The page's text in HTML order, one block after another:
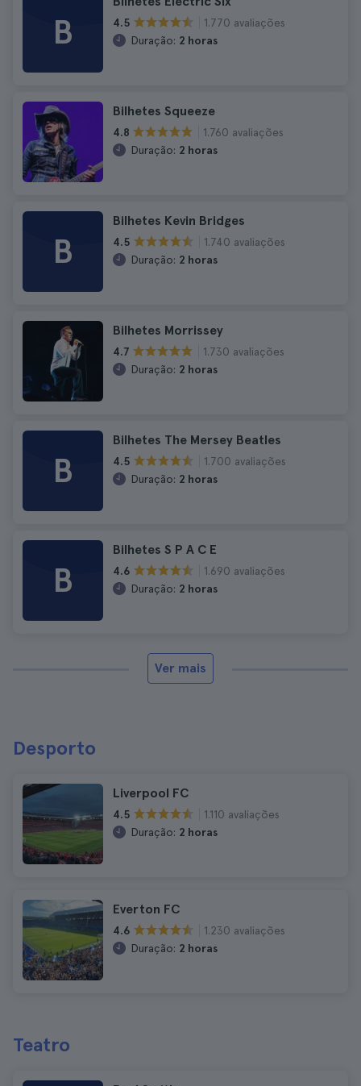
B 4.5
1.770 avaliações
Duração: 2 horas
Bilhetes Squeeze
4.8
1.760 avaliações
Duração: 2 horas
B
Bilhetes Kevin Bridges
4.5
1.740 avaliações
Duração: 2 horas
Bilhetes Morrissey
4.7
1.730 avaliações
Duração: 2 horas
B
Bilhetes The Mersey Beatles
4.5
1.700 avaliações
Duração: 2 horas
B
Bilhetes S P A C E
4.6
1.690 avaliações
Duração: 2 horas
Ver mais
Desporto
Liverpool FC
4.5
1.110 avaliações
Duração: 2 horas
Everton FC
4.6
1.230 avaliações
Duração: 2 horas
Teatro